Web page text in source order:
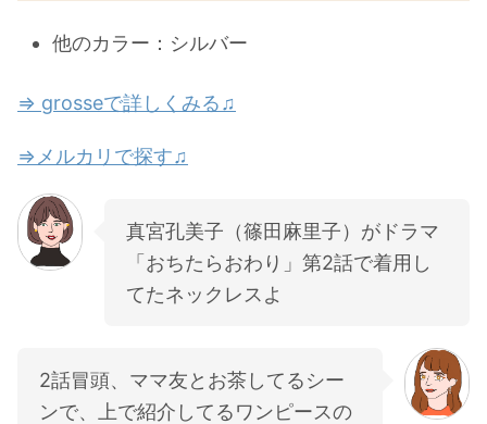
他のカラー：シルバー
⇒ grosseで詳しくみる♫
⇒メルカリで探す♫
真宮孔美子（篠田麻里子）がドラマ
「おちたらおわり」第2話で着用し
てたネックレスよ
2話冒頭、ママ友とお茶してるシー
ンで、上で紹介してるワンピースの